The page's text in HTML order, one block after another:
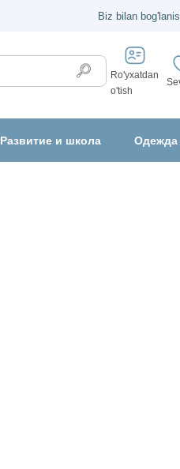
Biz bilan
Ro'yxatdan
o'tish
Развитие и школа Одежда